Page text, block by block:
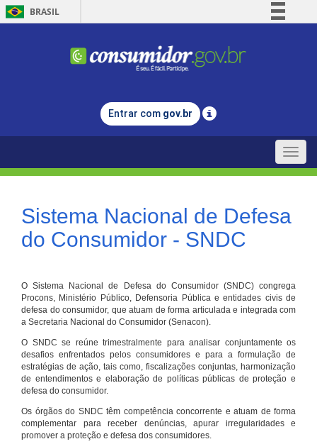
BRASIL
Comunica BR
Legislação
Entrar com gov.br
Toggle
Sistema Nacional de Defesa
do Consumidor - SNDC
O Sistema Nacional de Defesa do Consumidor (SNDC) congrega
Procons, Ministério Público, Defensoria Pública e entidades civis de
defesa do consumidor, que atuam de forma articulada e integrada com
a Secretaria Nacional do Consumidor (Senacon).
O SNDC se reúne trimestralmente para analisar conjuntamente os
desafios enfrentados pelos consumidores e para a formulação de
estratégias de ação, tais como, fiscalizações conjuntas, harmonização
de entendimentos e elaboração de políticas públicas de proteção e
defesa do consumidor.
Os órgãos do SNDC têm competência concorrente e atuam de forma
complementar para receber denúncias, apurar irregularidades e
promover a proteção e defesa dos consumidores.